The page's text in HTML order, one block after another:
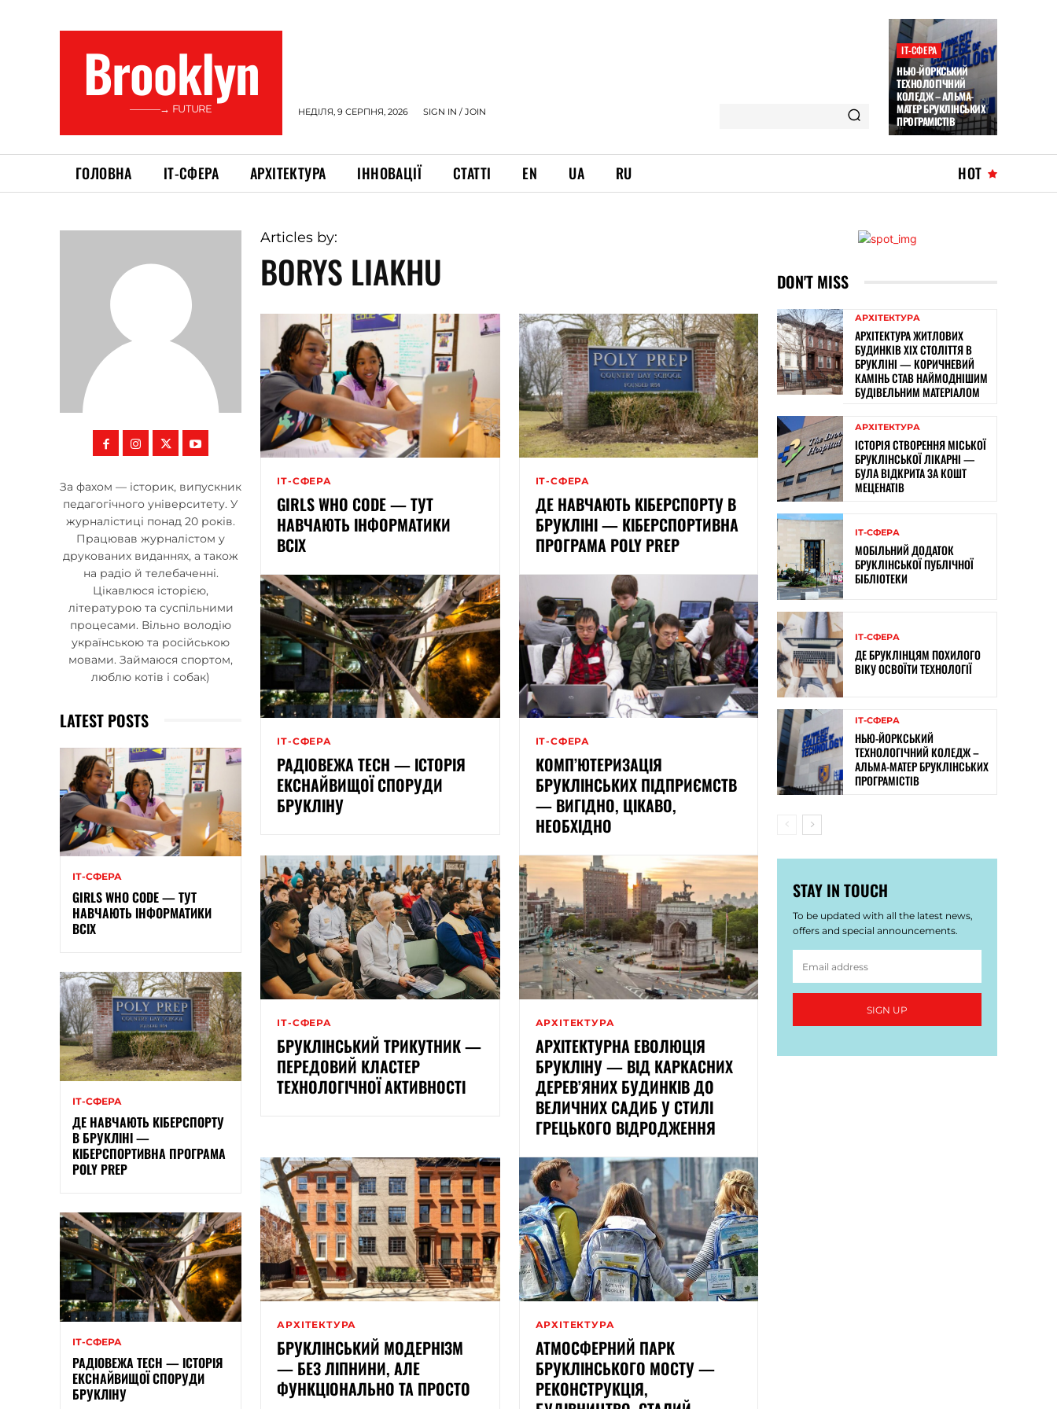
Brooklyn
———→ FUTURE НЕДІЛЯ, 9 СЕРПНЯ, 2026 SIGN IN / JOIN
ІТ-СФЕРА
НЬЮ-ЙОРКСЬКИЙ
ТЕХНОЛОГІЧНИЙ
КОЛЕДЖ – АЛЬМА-
МАТЕР БРУКЛІНСЬКИХ
ПРОГРАМІСТІВ
ГОЛОВНА ІТ-СФЕРА АРХІТЕКТУРА ІННОВАЦІЇ СТАТТІ EN UA RU HOT
За фахом — історик, випускник
педагогічного університету. У
журналістиці понад 20 років.
Працював журналістом у
друкованих виданнях, а також
на радіо й телебаченні.
Цікавлюся історією,
літературою та суспільними
процесами. Вільно володію
українською та російською
мовами. Займаюся спортом,
люблю котів і собак)
LATEST POSTS
ІТ-СФЕРА
GIRLS WHO CODE — ТУТ
НАВЧАЮТЬ ІНФОРМАТИКИ
ВСІХ
ІТ-СФЕРА
ДЕ НАВЧАЮТЬ КІБЕРСПОРТУ
В БРУКЛІНІ —
КІБЕРСПОРТИВНА ПРОГРАМА
POLY PREP
ІТ-СФЕРА
РАДІОВЕЖА TECH — ІСТОРІЯ
ЕКСНАЙВИЩОЇ СПОРУДИ
БРУКЛІНУ
Articles by:
BORYS LIAKHU
ІТ-СФЕРА
GIRLS WHO CODE — ТУТ
НАВЧАЮТЬ ІНФОРМАТИКИ
ВСІХ
ІТ-СФЕРА
ДЕ НАВЧАЮТЬ КІБЕРСПОРТУ В
БРУКЛІНІ — КІБЕРСПОРТИВНА
ПРОГРАМА POLY PREP
ІТ-СФЕРА
РАДІОВЕЖА TECH — ІСТОРІЯ
ЕКСНАЙВИЩОЇ СПОРУДИ
БРУКЛІНУ
ІТ-СФЕРА
КОМП’ЮТЕРИЗАЦІЯ
БРУКЛІНСЬКИХ ПІДПРИЄМСТВ
— ВИГІДНО, ЦІКАВО,
НЕОБХІДНО
ІТ-СФЕРА
БРУКЛІНСЬКИЙ ТРИКУТНИК —
ПЕРЕДОВИЙ КЛАСТЕР
ТЕХНОЛОГІЧНОЇ АКТИВНОСТІ
АРХІТЕКТУРА
АРХІТЕКТУРНА ЕВОЛЮЦІЯ
БРУКЛІНУ — ВІД КАРКАСНИХ
ДЕРЕВ’ЯНИХ БУДИНКІВ ДО
ВЕЛИЧНИХ САДИБ У СТИЛІ
ГРЕЦЬКОГО ВІДРОДЖЕННЯ
АРХІТЕКТУРА
БРУКЛІНСЬКИЙ МОДЕРНІЗМ
— БЕЗ ЛІПНИНИ, АЛЕ
ФУНКЦІОНАЛЬНО ТА ПРОСТО
АРХІТЕКТУРА
АТМОСФЕРНИЙ ПАРК
БРУКЛІНСЬКОГО МОСТУ —
РЕКОНСТРУКЦІЯ,
DON'T MISS
АРХІТЕКТУРА
АРХІТЕКТУРА ЖИТЛОВИХ
БУДИНКІВ ХІХ СТОЛІТТЯ В
БРУКЛІНІ — КОРИЧНЕВИЙ
КАМІНЬ СТАВ НАЙМОДНІШИМ
БУДІВЕЛЬНИМ МАТЕРІАЛОМ
АРХІТЕКТУРА
ІСТОРІЯ СТВОРЕННЯ МІСЬКОЇ
БРУКЛІНСЬКОЇ ЛІКАРНІ —
БУЛА ВІДКРИТА ЗА КОШТ
МЕЦЕНАТІВ
ІТ-СФЕРА
МОБІЛЬНИЙ ДОДАТОК
БРУКЛІНСЬКОЇ ПУБЛІЧНОЇ
БІБЛІОТЕКИ
ІТ-СФЕРА
ДЕ БРУКЛІНЦЯМ ПОХИЛОГО
ВІКУ ОСВОЇТИ ТЕХНОЛОГІЇ
ІТ-СФЕРА
НЬЮ-ЙОРКСЬКИЙ
ТЕХНОЛОГІЧНИЙ КОЛЕДЖ –
АЛЬМА-МАТЕР БРУКЛІНСЬКИХ
ПРОГРАМІСТІВ
STAY IN TOUCH
To be updated with all the latest news,
offers and special announcements.
SIGN UP